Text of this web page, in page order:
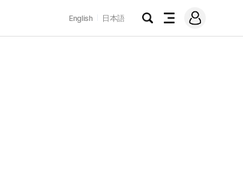
English 日本語
검
전
메
그